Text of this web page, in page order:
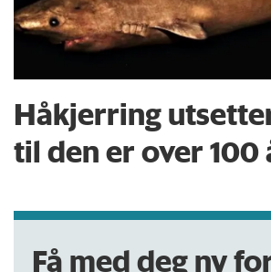
Håkjerring
til den er over 100
Få med deg ny